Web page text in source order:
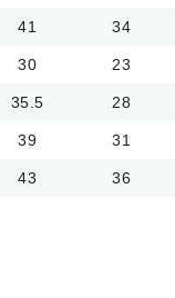
41 34
30 23
35.5 28
39 31
43 36